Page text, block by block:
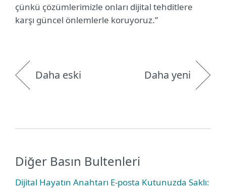
çünkü çözümlerimizle onları dijital tehditlere
karşı güncel önlemlerle koruyoruz.”
Daha eski Daha yeni
Diğer Basın Bultenleri
Dijital Hayatın Anahtarı E-posta Kutunuzda Saklı: